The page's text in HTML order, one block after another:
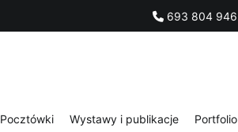
693 804 946
Pocztówki Wystawy i publikacje Portfolio